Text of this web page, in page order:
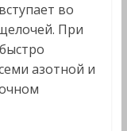
во
При
азотной и